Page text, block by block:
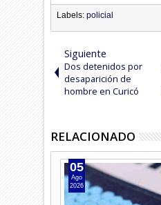
Labels:policial
Siguiente
Dos detenidos por
desaparición de
hombre en Curicó
RELACIONADO
05
Ago
2026